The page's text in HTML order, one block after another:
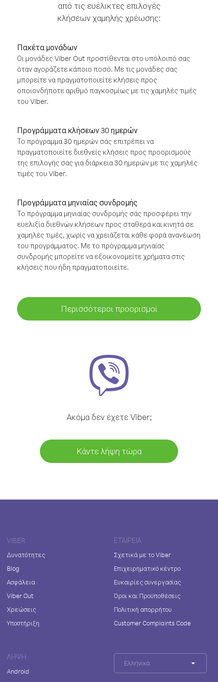
από τις ευέλικτες επιλογές
κλήσεων χαμηλής χρέωσης:
Πακέτα μονάδων
Οι μονάδες Viber Out προστίθενται στο υπόλοιπό σας
όταν αγοράζετε κάποιο ποσό. Με τις μονάδες σας
μπορείτε να πραγματοποιείτε κλήσεις προς
οποιονδήποτε αριθμό παγκοσμίως με τις χαμηλές τιμές
του Viber.
Προγράμματα κλήσεων 30 ημερών
Το πρόγραμμα 30 ημερών σάς επιτρέπει να
πραγματοποιείτε διεθνείς κλήσεις προς προορισμούς
της επιλογής σας για διάρκεια 30 ημερών με τις χαμηλές
τιμές του Viber.
Προγράμματα μηνιαίας συνδρομής
Το πρόγραμμα μηνιαίας συνδρομής σάς προσφέρει την
ευελιξία διεθνών κλήσεων προς σταθερά και κινητά σε
χαμηλές τιμές, χωρίς να χρειάζεται κάθε φορά ανανέωση
του προγράμματος. Με το πρόγραμμα μηνιαίας
συνδρομής μπορείτε να εξοικονομείτε χρήματα στις
κλήσεις που ήδη πραγματοποιείτε.
Περισσότεροι προορισμοί
Ακόμα δεν έχετε Viber;
Κάντε λήψη τώρα
VIBER
Δυνατότητες
Blog
Ασφάλεια
Viber Out
Χρεώσεις
Υποστήριξη
ΕΤΑΙΡΕΊΑ
Σχετικά με το Viber
Επιχειρηματικό κέντρο
Ευκαιρίες συνεργασίας
Όροι και Προϋποθέσεις
Πολιτική απορρήτου
Customer Complaints Code
ΛΉΨΗ
Android
Ελληνικά